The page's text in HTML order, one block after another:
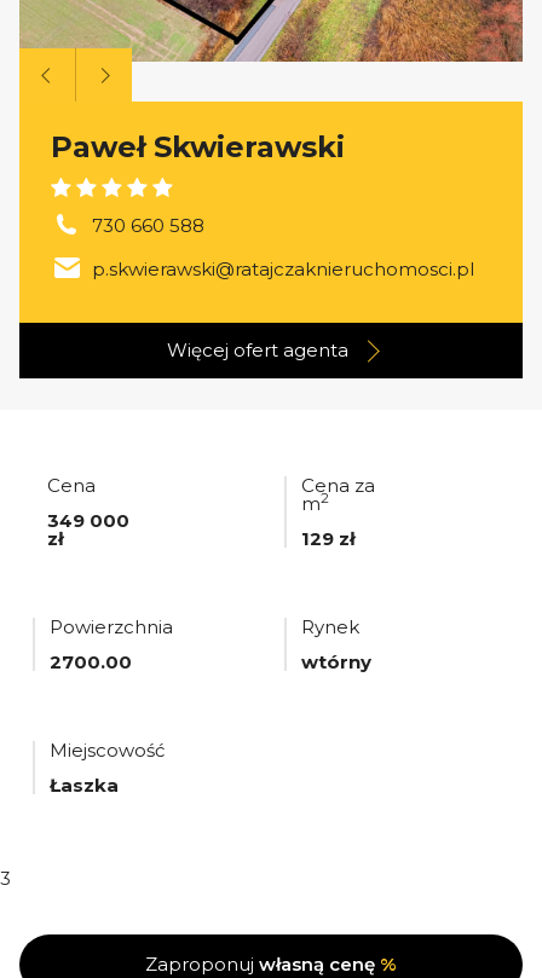
Paweł Skwierawski
730 660 588
p.skwierawski@ratajczaknieruchomosci.pl
Więcej ofert agenta
Cena
349 000
zł
Cena za
m2
129 zł
Powierzchnia
2700.00
Rynek
wtórny
Miejscowość
Łaszka
3
Zaproponuj własną cenę %